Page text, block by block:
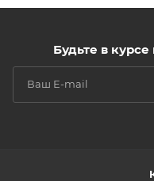
Будьте в